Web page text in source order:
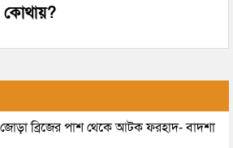
কোথায়?
ব্রিজের পাশ থেকে আটক ফরহাদ- বাদশা